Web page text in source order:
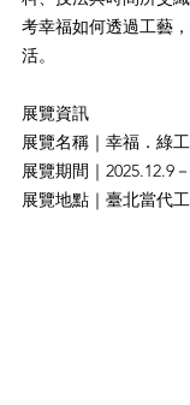
考幸福如何透過工藝
活。
展覽資訊
展覽名稱｜幸福．綠
展覽期間｜2025.12.9
展覽地點｜臺北當代